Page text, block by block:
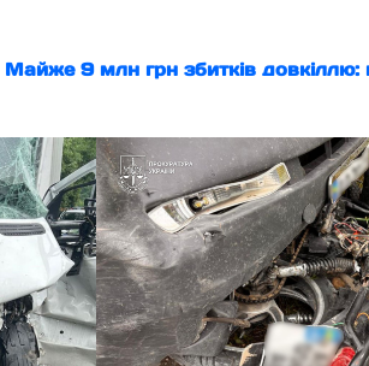
Майже 9 млн грн збитків довкіллю: